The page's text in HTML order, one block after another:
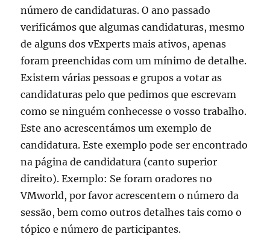
número de candidaturas. O ano passado
verificámos que algumas candidaturas, mesmo
de alguns dos vExperts mais ativos, apenas
foram preenchidas com um mínimo de detalhe.
Existem várias pessoas e grupos a votar as
candidaturas pelo que pedimos que escrevam
como se ninguém conhecesse o vosso trabalho.
Este ano acrescentámos um exemplo de
candidatura. Este exemplo pode ser encontrado
na página de candidatura (canto superior
direito). Exemplo: Se foram oradores no
VMworld, por favor acrescentem o número da
sessão, bem como outros detalhes tais como o
tópico e número de participantes.